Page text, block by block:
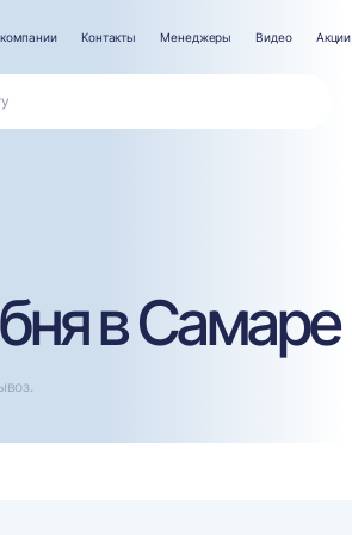
Контакты Менеджеры Видео Акции
в Самаре